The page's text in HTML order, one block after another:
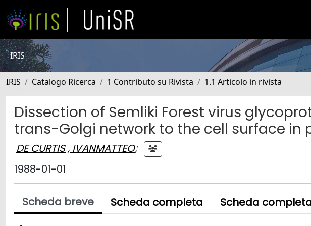
IRIS
IRIS Catalogo Ricerca 1 Contributo su Rivista 1.1 Articolo in rivista
Dissection of Semliki Forest virus
trans-Golgi network to the cell surface in
DE CURTIS , IVANMATTEO;
1988-01-01
Scheda breve Scheda completa Scheda